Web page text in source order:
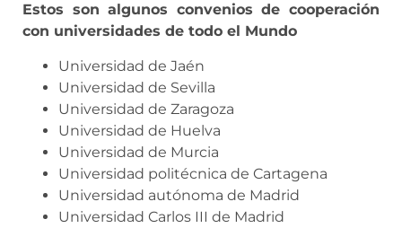
Estos son algunos convenios de cooperación
con universidades de todo el Mundo
Universidad de Jaén
Universidad de Sevilla
Universidad de Zaragoza
Universidad de Huelva
Universidad de Murcia
Universidad politécnica de Cartagena
Universidad autónoma de Madrid
Universidad Carlos III de Madrid